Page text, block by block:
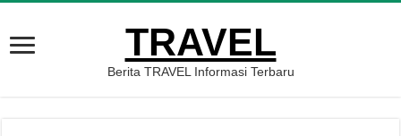
TRAVEL
Berita TRAVEL Informasi Terbaru